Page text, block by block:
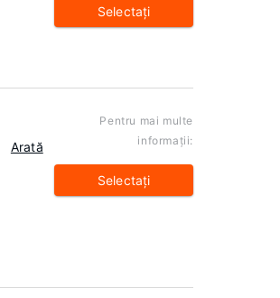
Selectaţi
Arată
Pentru mai multe
informaţii:
Selectaţi